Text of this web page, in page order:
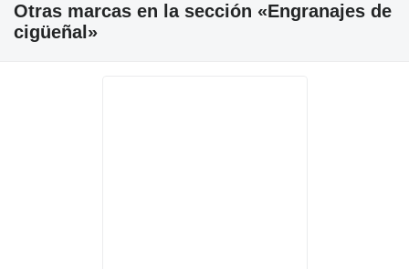
Otras marcas en la sección «Engranajes de
cigüeñal»